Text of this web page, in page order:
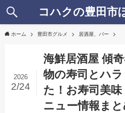
コハクの豊田市
ホーム 豊田市グルメ 居酒屋、バー
海鮮居酒屋 傾
物の寿司とハ
た！お寿司美
ニュー情報ま
2026
2/24